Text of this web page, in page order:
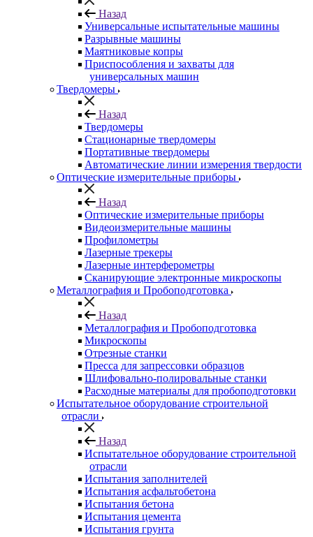
Назад
Универсальные испытательные машины
Разрывные машины
Маятниковые копры
Приспособления и захваты для
универсальных машин
Твердомеры
Назад
Твердомеры
Стационарные твердомеры
Портативные твердомеры
Автоматические линии измерения твердости
Оптические измерительные приборы
Назад
Оптические измерительные приборы
Видеоизмерительные машины
Профилометры
Лазерные трекеры
Лазерные интерферометры
Сканирующие электронные микроскопы
Металлография и Пробоподготовка
Назад
Металлография и Пробоподготовка
Микроскопы
Отрезные станки
Пресса для запрессовки образцов
Шлифовально-полировальные станки
Расходные материалы для пробоподготовки
Испытательное оборудование строительной
отрасли
Назад
Испытательное оборудование строительной
отрасли
Испытания заполнителей
Испытания асфальтобетона
Испытания бетона
Испытания цемента
Испытания грунта